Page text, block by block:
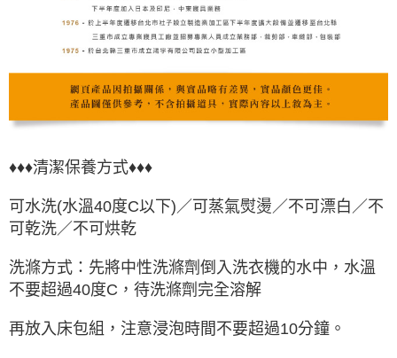
♦♦♦清潔保養方式♦♦♦
可水洗(水溫40度C以下)／可蒸氣熨燙／不可漂白／不
可乾洗／不可烘乾
洗滌方式：先將中性洗滌劑倒入洗衣機的水中，水溫
不要超過40度C，待洗滌劑完全溶解
再放入床包組，注意浸泡時間不要超過10分鐘。